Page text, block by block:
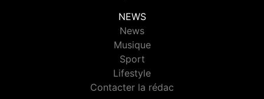
NEWS
News
Musique
Sport
Lifestyle
Contacter la rédac